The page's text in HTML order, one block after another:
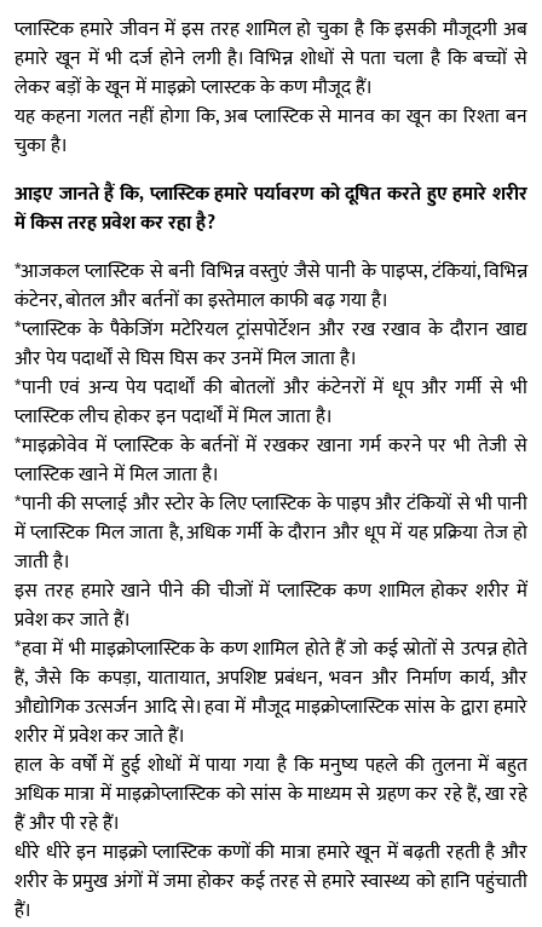
प्लास्टिक हमारे जीवन में इस तरह शामिल हो चुका है कि इसकी मौजूदगी अब
हमारे खून में भी दर्ज होने लगी है। विभिन्न शोधों से पता चला है कि बच्चों से
लेकर बड़ों के खून में माइक्रो प्लास्टक के कण मौजूद हैं।
यह कहना गलत नहीं होगा कि, अब प्लास्टिक से मानव का खून का रिश्ता बन
चुका है।
आइए जानते हैं कि, प्लास्टिक हमारे पर्यावरण को दूषित करते हुए हमारे शरीर
में किस तरह प्रवेश कर रहा है?
*आजकल प्लास्टिक से बनी विभिन्न वस्तुएं जैसे पानी के पाइप्स, टंकियां, विभिन्न
कंटेनर, बोतल और बर्तनों का इस्तेमाल काफी बढ़ गया है।
*प्लास्टिक के पैकेजिंग मटेरियल ट्रांसपोर्टेशन और रख रखाव के दौरान खाद्य
और पेय पदार्थों से घिस घिस कर उनमें मिल जाता है।
*पानी एवं अन्य पेय पदार्थों की बोतलों और कंटेनरों में धूप और गर्मी से भी
प्लास्टिक लीच होकर इन पदार्थों में मिल जाता है।
*माइक्रोवेव में प्लास्टिक के बर्तनों में रखकर खाना गर्म करने पर भी तेजी से
प्लास्टिक खाने में मिल जाता है।
*पानी की सप्लाई और स्टोर के लिए प्लास्टिक के पाइप और टंकियों से भी पानी
में प्लास्टिक मिल जाता है, अधिक गर्मी के दौरान और धूप में यह प्रक्रिया तेज हो
जाती है।
इस तरह हमारे खाने पीने की चीजों में प्लास्टिक कण शामिल होकर शरीर में
प्रवेश कर जाते हैं।
*हवा में भी माइक्रोप्लास्टिक के कण शामिल होते हैं जो कई स्रोतों से उत्पन्न होते
हैं, जैसे कि कपड़ा, यातायात, अपशिष्ट प्रबंधन, भवन और निर्माण कार्य, और
औद्योगिक उत्सर्जन आदि से। हवा में मौजूद माइक्रोप्लास्टिक सांस के द्वारा हमारे
शरीर में प्रवेश कर जाते हैं।
हाल के वर्षों में हुई शोधों में पाया गया है कि मनुष्य पहले की तुलना में बहुत
अधिक मात्रा में माइक्रोप्लास्टिक को सांस के माध्यम से ग्रहण कर रहे हैं, खा रहे
हैं और पी रहे हैं।
धीरे धीरे इन माइक्रो प्लास्टिक कणों की मात्रा हमारे खून में बढ़ती रहती है और
शरीर के प्रमुख अंगों में जमा होकर कई तरह से हमारे स्वास्थ्य को हानि पहुंचाती
हैं।